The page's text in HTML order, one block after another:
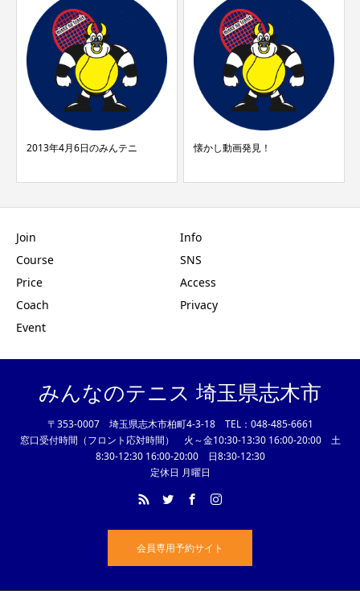
2013年4月6日のみんテニ 懐かし動画発見！
Join
Course
Price
Coach
Event
Info
SNS
Access
Privacy
みんなのテニス 埼玉県志木市
〒353-0007 埼玉県志木市柏町4-3-18 TEL：048-485-6661
窓口受付時間（フロント応対時間） 火～金10:30-13:30 16:00-20:00 土
8:30-12:30 16:00-20:00 日8:30-12:30
定休日 月曜日
会員専用予約サイト